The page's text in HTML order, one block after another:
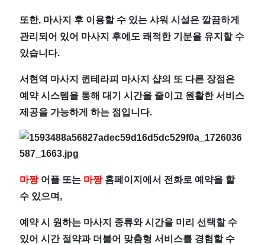
또한, 마사지 후 이용할 수 있는 샤워 시설은 깔끔하게
관리되어 있어 마사지 후에도 쾌적한 기분을 유지할 수
있습니다.
서현역 마사지 퀸테라피 마사지 샵의 또 다른 장점은
예약 시스템을 통해 대기 시간을 줄이고 원활한 서비스
제공을 가능하게 하는 점입니다.
마짱어플 또는 마짱홈페이지에서 전화로 예약을 할
수 있으며,
예약 시 원하는 마사지 종류와 시간을 미리 선택할 수
있어 시간 절약과 더불어 맞춤형 서비스를 경험할 수